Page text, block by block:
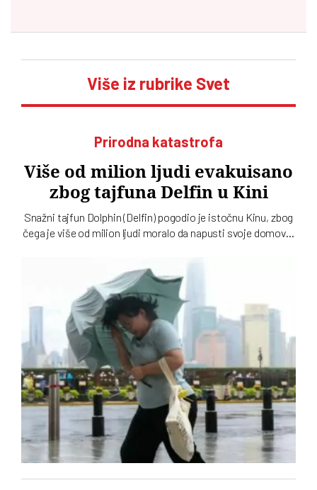
Više iz rubrike Svet
Prirodna katastrofa
Više od milion ljudi evakuisano
zbog tajfuna Delfin u Kini
Snažni tajfun Dolphin (Delfin) pogodio je istočnu Kinu, zbog
čega je više od milion ljudi moralo da napusti svoje domove.
nije prošla jer se očekuju obilne padavine i poplave